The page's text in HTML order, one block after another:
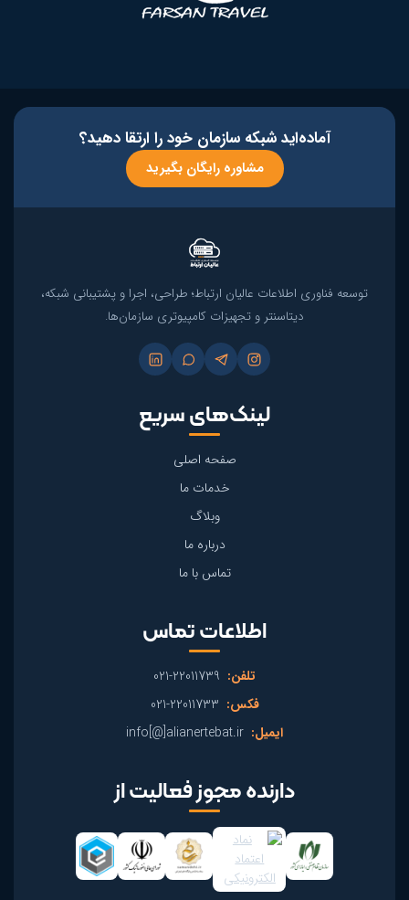
آماده‌اید شبکه سازمان خود را ارتقا دهید؟
مشاوره رایگان بگیرید
توسعه فناوری اطلاعات عالیان ارتباط؛ طراحی، اجرا و پشتیبانی شبکه،
دیتاسنتر و تجهیزات کامپیوتری سازمان‌ها.
لینک‌های سریع
صفحه اصلی
خدمات ما
وبلاگ
درباره ما
تماس با ما
اطلاعات تماس
تلفن:
فکس:
ایمیل:
دارنده مجوز فعالیت از